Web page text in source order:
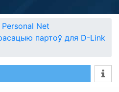
Personal Net
партоў для D-Link